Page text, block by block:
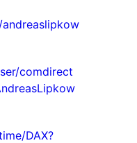
comdirect
DAX?